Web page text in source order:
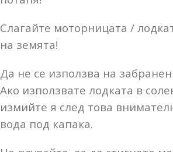
Слагайте моторницата /
на земята!
Да не се използва на
Ако използвате лодката в
измийте я след това
вода под капака.